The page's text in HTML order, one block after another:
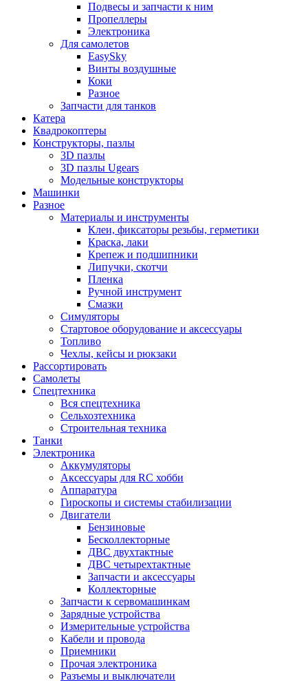
Подвесы и запчасти к ним
Пропеллеры
Электроника
Для самолетов
EasySky
Винты воздушные
Коки
Разное
Запчасти для танков
Катера
Квадрокоптеры
Конструкторы, пазлы
3D пазлы
3D пазлы Ugears
Модельные конструкторы
Машинки
Разное
Материалы и инструменты
Клеи, фиксаторы резьбы, герметики
Краска, лаки
Крепеж и подшипники
Липучки, скотчи
Пленка
Ручной инструмент
Смазки
Симуляторы
Стартовое оборудование и аксессуары
Топливо
Чехлы, кейсы и рюкзаки
Рассортировать
Самолеты
Спецтехника
Вся спецтехника
Сельхозтехника
Строительная техника
Танки
Электроника
Аккумуляторы
Аксессуары для RC хобби
Аппаратура
Гироскопы и системы стабилизации
Двигатели
Бензиновые
Бесколлекторные
ДВС двухтактные
ДВС четырехтактные
Запчасти и аксессуары
Коллекторные
Запчасти к сервомашинкам
Зарядные устройства
Измерительные устройства
Кабели и провода
Приемники
Прочая электроника
Разъемы и выключатели